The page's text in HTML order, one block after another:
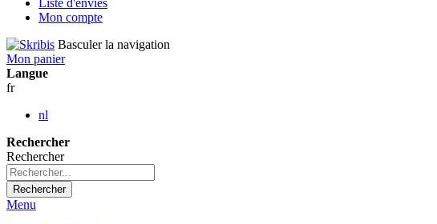
Liste d'envies
Mon compte
Basculer la navigation
Mon panier
Langue
fr
nl
Rechercher
Rechercher
Rechercher
Menu